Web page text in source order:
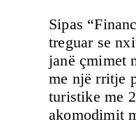
Sipas
treguar se
janë çmimet
me një rritje
turistike me
akomodimit